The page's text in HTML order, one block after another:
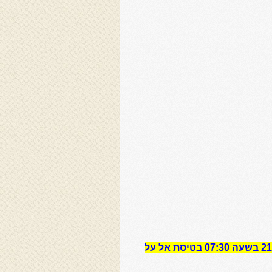
יציאה מנתב”ג ב 21.6.2013 בשעה 07:30 בטיסת אל על